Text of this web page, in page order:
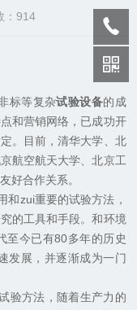
：914
标等复杂试验设备的成
和营销网络，已成功开
。目前，清华大学、北
航空航天大学、北京工
好合作关系。
和zui重要的试验方法，
的工具和手段。和环境
至今已有80多年的历史
发展，并逐渐成为一门
验方法，随着生产力的